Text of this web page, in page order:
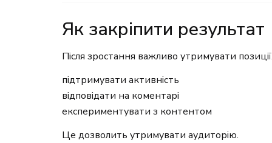
Як закріпити результат
Після зростання важливо утримувати позиції.
підтримувати активність
відповідати на коментарі
експериментувати з контентом
Це дозволить утримувати аудиторію.